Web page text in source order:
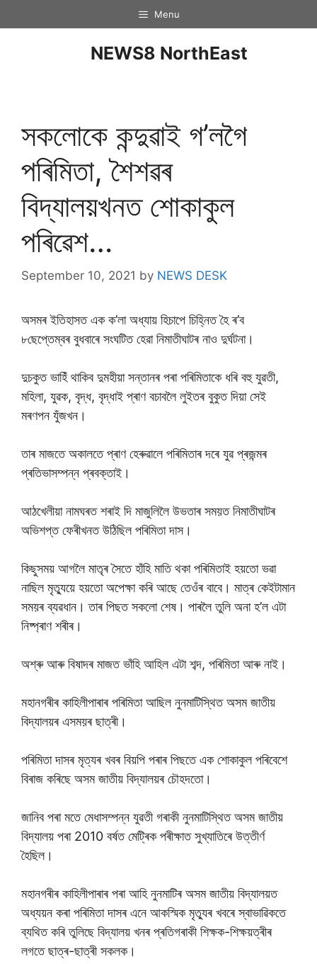
Menu
NEWS8 NorthEast
সকলোকে কন্দুৱাই গ’লগৈ
পৰিমিতা, শৈশৱৰ
বিদ্যালয়খনত শোকাকুল
পৰিৱেশ…
September 10, 2021 by NEWS DESK
অসমৰ ইতিহাসত এক ক’লা অধ্যায় হিচাপে চিহ্নিত হৈ ৰ’ব
৮ছেপ্তেম্বৰ বুধবাৰে সংঘটিত হেৱা নিমাতীঘাটৰ নাও দুৰ্ঘটনা।
দুচকুত ভাহিঁ থাকিব দুমহীয়া সন্তানৰ পৰা পৰিমিতাকে ধৰি বহু যুৱতী,
মহিলা, যুৱক, বৃদ্ধ, বৃদ্ধাই প্ৰাণ বচাবলৈ লুইতৰ বুকুত দিয়া সেই
মৰণপন যুঁজখন।
তাৰ মাজতে অকালতে প্ৰাণ হেৰুৱালে পৰিমিতাৰ দৰে যুৱ প্ৰজন্মৰ
প্ৰতিভাসম্পন্ন প্ৰবক্তাই।
আঠখেলীয়া নামঘৰত শৰাই দি মাজুলিলৈ উভতাৰ সময়ত নিমাতীঘাটৰ
অভিশপ্ত ফেৰীখনত উঠিছিল পৰিমিতা দাস।
কিছুসময় আগলৈ মাতৃৰ সৈতে হাঁহি মাতি থকা পৰিমিতাই হয়তো ভৱা
নাছিল মৃত্যুয়ে হয়তো অপেক্ষা কৰি আছে তেওঁৰ বাবে। মাত্ৰ কেইটামান
সময়ৰ ব্যৱধান। তাৰ পিছত সকলো শেষ। পাৰলৈ তুলি অনা হ’ল এটা
নিষ্প্ৰাণ শৰীৰ।
অশ্ৰু আৰু বিষাদৰ মাজত ভাঁহি আহিল এটা শব্দ, পৰিমিতা আৰু নাই।
মহানগৰীৰ কাহিলীপাৰাৰ পৰিমিতা আছিল নুনমাটিস্থিত অসম জাতীয়
বিদ্যালয়ৰ এসময়ৰ ছাত্ৰী।
পৰিমিতা দাসৰ মৃত্যৰ খবৰ বিয়পি পৰাৰ পিছতে এক শোকাকুল পৰিবেশে
বিৰাজ কৰিছে অসম জাতীয় বিদ্যালয়ৰ চৌহদতো।
জানিব পৰা মতে মেধাসম্পন্ন যুৱতী গৰাকী নুনমাটিস্থিত অসম জাতীয়
বিদ্যালয় পৰা 2010 বৰ্ষত মেট্ৰিক পৰীক্ষাত সুখ্যাতিৰে উত্তীৰ্ণ
হৈছিল।
মহানগৰীৰ কাহিলীপাৰাৰ পৰা আহি নুনমাটিৰ অসম জাতীয় বিদ্যালয়ত
অধ্যয়ন কৰা পৰিমিতা দাসৰ এনে আকস্মিক মৃত্যুৰ খবৰে স্বাভাৱিকতে
ব্যথিত কৰি তুলিছে বিদ্যালয় খনৰ প্ৰতিগৰাকী শিক্ষক-শিক্ষয়ত্ৰীৰ
লগতে ছাত্ৰ-ছাত্ৰী সকলক।